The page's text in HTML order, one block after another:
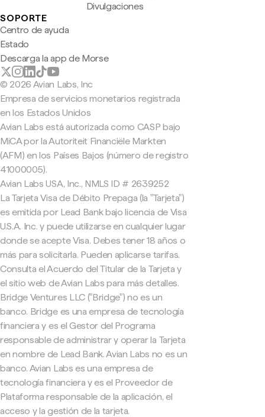
Divulgaciones
SOPORTE
Centro de ayuda
Estado
Descarga la app de Morse
© 2026 Avian Labs, Inc
Empresa de servicios monetarios registrada
en los Estados Unidos
Avian Labs está autorizada como CASP bajo
MiCA por la Autoriteit Financiële Markten
(AFM) en los Países Bajos (número de registro
41000005).
Avian Labs USA, Inc., NMLS ID # 2639252
La Tarjeta Visa de Débito Prepaga (la "Tarjeta")
es emitida por Lead Bank bajo licencia de Visa
U.S.A. Inc. y puede utilizarse en cualquier lugar
donde se acepte Visa. Debes tener 18 años o
más para solicitarla. Pueden aplicarse tarifas.
Consulta el Acuerdo del Titular de la Tarjeta y
el sitio web de Avian Labs para más detalles.
Bridge Ventures LLC ("Bridge") no es un
banco. Bridge es una empresa de tecnología
financiera y es el Gestor del Programa
responsable de administrar y operar la Tarjeta
en nombre de Lead Bank. Avian Labs no es un
banco. Avian Labs es una empresa de
tecnología financiera y es el Proveedor de
Plataforma responsable de la aplicación, el
acceso y la gestión de la tarjeta.